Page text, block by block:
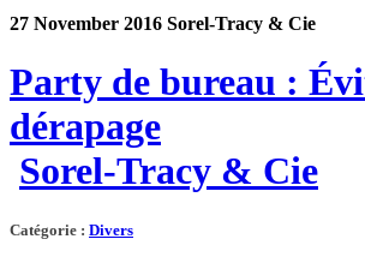
27 November 2016 Sorel-Tracy & Cie
Party de bureau :
dérapage
Sorel-Tracy & Cie
Catégorie : Divers